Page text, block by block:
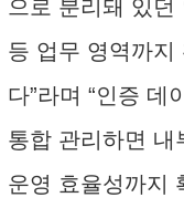
으로 분리돼 있
등 업무 영역까지
다”라며 “인증 데
통합 관리하면 내
운영 효율성까지